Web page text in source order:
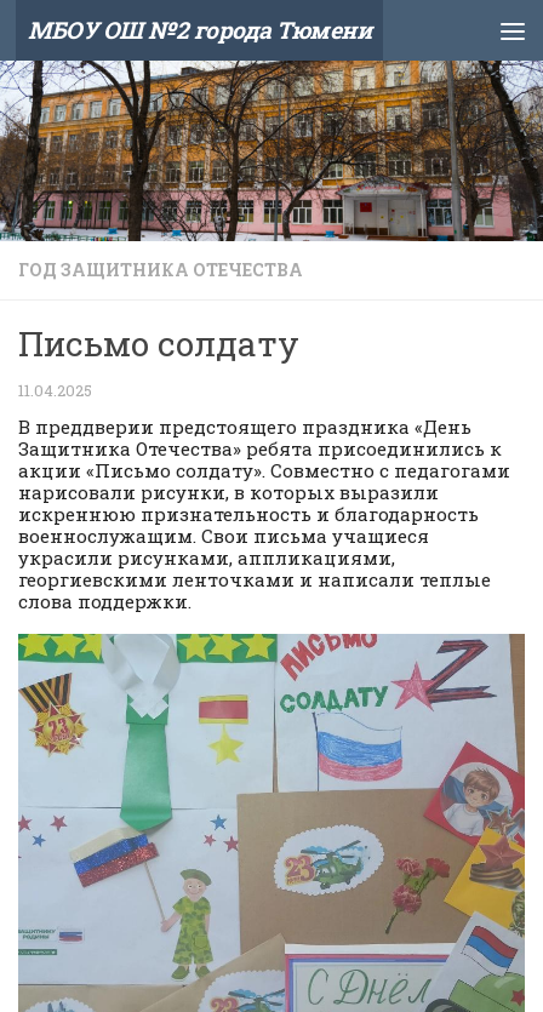
Skip to content
МБОУ ОШ №2 города Тюмени
ГОД ЗАЩИТНИКА ОТЕЧЕСТВА
Письмо солдату
11.04.2025
В преддверии предстоящего праздника «День
Защитника Отечества» ребята присоединились к
акции «Письмо солдату». Совместно с педагогами
нарисовали рисунки, в которых выразили
искреннюю признательность и благодарность
военнослужащим. Свои письма учащиеся
украсили рисунками, аппликациями,
георгиевскими ленточками и написали теплые
слова поддержки.